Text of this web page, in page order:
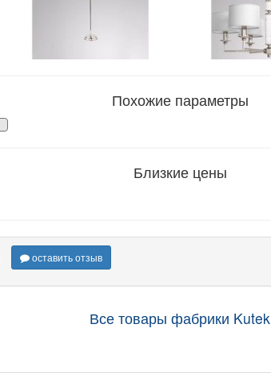
Похожие параметры
Близкие цены
оставить отзыв
Все товары фабрики Kutek